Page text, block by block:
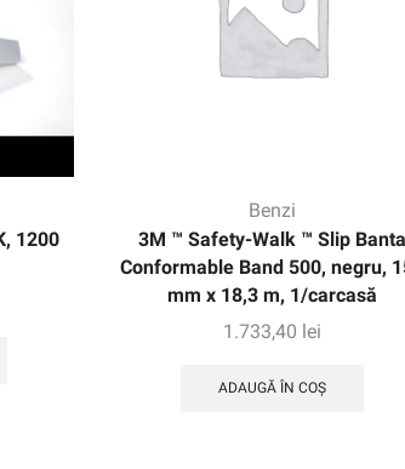
1200
Benzi
3M ™ Safety-Walk ™ Slip Banta
Conformable Band 500, negru,
mm x 18,3 m, 1/carcasă
1.733,40 lei
ADAUGĂ ÎN COȘ